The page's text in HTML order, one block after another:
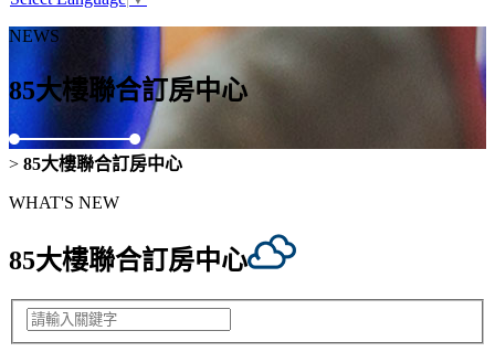
NEWS
85大樓聯合訂房中心
> 85大樓聯合訂房中心
WHAT'S NEW
85大樓聯合訂房中心